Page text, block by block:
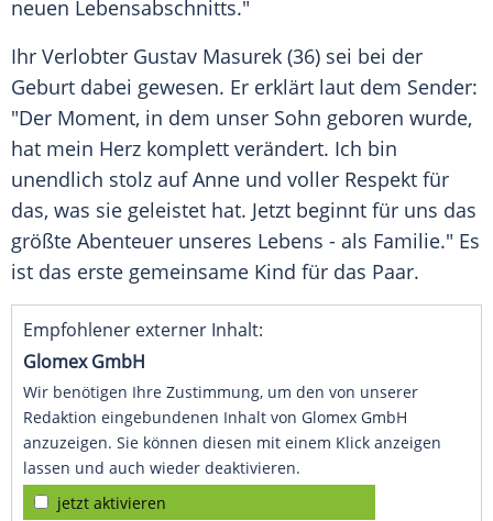
neuen Lebensabschnitts."
Ihr Verlobter Gustav Masurek (36) sei bei der
Geburt dabei gewesen. Er erklärt laut dem Sender:
"Der Moment, in dem unser Sohn geboren wurde,
hat mein Herz komplett verändert. Ich bin
unendlich stolz auf Anne und voller Respekt für
das, was sie geleistet hat. Jetzt beginnt für uns das
größte Abenteuer unseres Lebens - als Familie." Es
ist das erste gemeinsame Kind für das Paar.
Empfohlener externer Inhalt:
Glomex GmbH
Wir benötigen Ihre Zustimmung, um den von unserer
Redaktion eingebundenen Inhalt von Glomex GmbH
anzuzeigen. Sie können diesen mit einem Klick anzeigen
lassen und auch wieder deaktivieren.
jetzt aktivieren